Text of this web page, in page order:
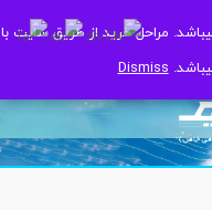
مراحل خرید از طریق سایت با
Dismiss
مراحل خرید از طریق سایت با
Dismiss